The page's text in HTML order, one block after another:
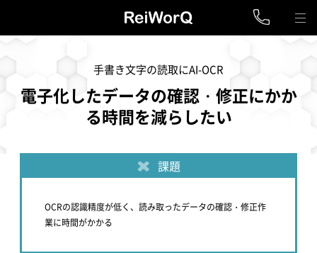
手書き文字の読取にAI-OCR
電子化したデータの確認・修正にかか
る時間を減らしたい
課題
OCRの認識精度が低く、読み取ったデータの確認・修正作
業に時間がかかる